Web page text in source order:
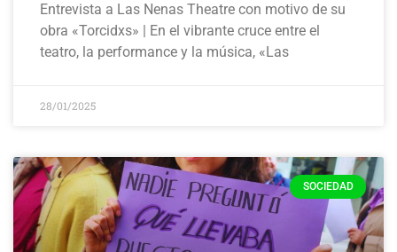
Entrevista a Las Nenas Theatre con motivo de su
obra «Torcidxs» | En el vibrante cruce entre el
teatro, la performance y la música, «Las
28/01/2025
SOCIEDAD